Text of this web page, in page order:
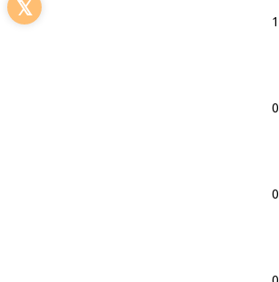
1
0
0